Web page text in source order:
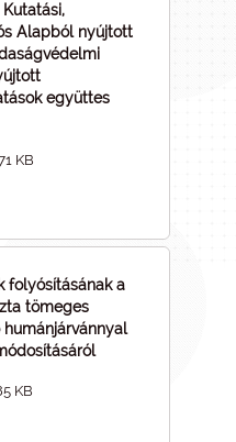
Alapból nyújtott
együttes
KB
folyósításának a
tömeges
KB